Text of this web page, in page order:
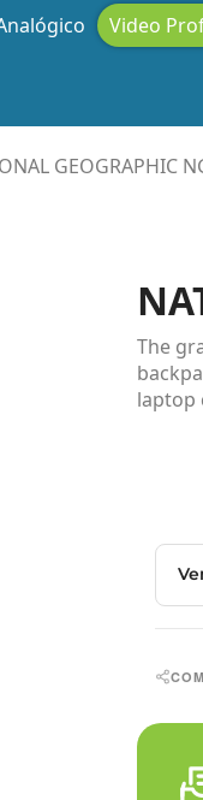
Video
GEOGRAPHIC
The
laptop